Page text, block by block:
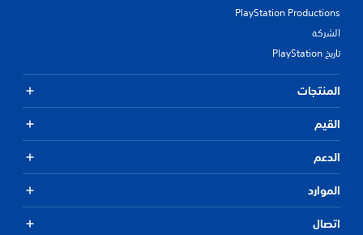
PlayStation Productions
الشركة
تاريخ PlayStation
المنتجات
القيم
الدعم
الموارد
اتصال